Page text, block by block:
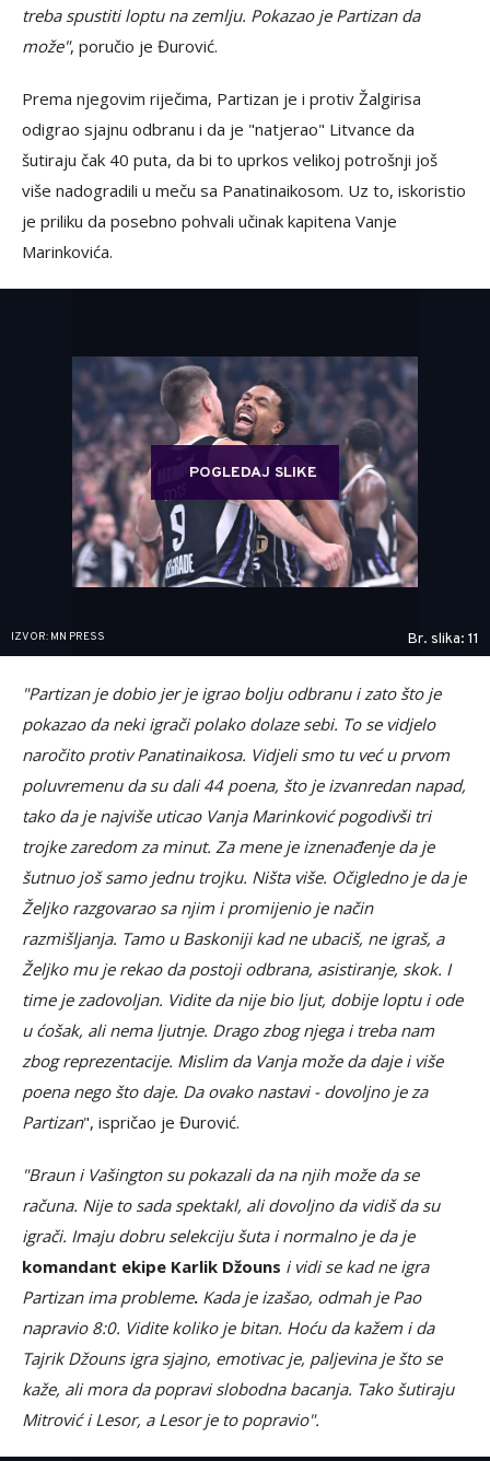
treba spustiti loptu na zemlju. Pokazao je Partizan da
može", poručio je Đurović.
Prema njegovim riječima, Partizan je i protiv Žalgirisa
odigrao sjajnu odbranu i da je "natjerao" Litvance da
šutiraju čak 40 puta, da bi to uprkos velikoj potrošnji još
više nadogradili u meču sa Panatinaikosom. Uz to, iskoristio
je priliku da posebno pohvali učinak kapitena Vanje
Marinkovića.
POGLEDAJ SLIKE
IZVOR: MN PRESS Br. slika: 11
"Partizan je dobio jer je igrao bolju odbranu i zato što je
pokazao da neki igrači polako dolaze sebi. To se vidjelo
naročito protiv Panatinaikosa. Vidjeli smo tu već u prvom
poluvremenu da su dali 44 poena, što je izvanredan napad,
tako da je najviše uticao Vanja Marinković pogodivši tri
trojke zaredom za minut. Za mene je iznenađenje da je
šutnuo još samo jednu trojku. Ništa više. Očigledno je da je
Željko razgovarao sa njim i promijenio je način
razmišljanja. Tamo u Baskoniji kad ne ubaciš, ne igraš, a
Željko mu je rekao da postoji odbrana, asistiranje, skok. I
time je zadovoljan. Vidite da nije bio ljut, dobije loptu i ode
u ćošak, ali nema ljutnje. Drago zbog njega i treba nam
zbog reprezentacije. Mislim da Vanja može da daje i više
poena nego što daje. Da ovako nastavi - dovoljno je za
Partizan", ispričao je Đurović.
"Braun i Vašington su pokazali da na njih može da se
računa. Nije to sada spektakl, ali dovoljno da vidiš da su
igrači. Imaju dobru selekciju šuta i normalno je da je
komandant ekipe Karlik Džouns i vidi se kad ne igra
Partizan ima probleme. Kada je izašao, odmah je Pao
napravio 8:0. Vidite koliko je bitan. Hoću da kažem i da
Tajrik Džouns igra sjajno, emotivac je, paljevina je što se
kaže, ali mora da popravi slobodna bacanja. Tako šutiraju
Mitrović i Lesor, a Lesor je to popravio".